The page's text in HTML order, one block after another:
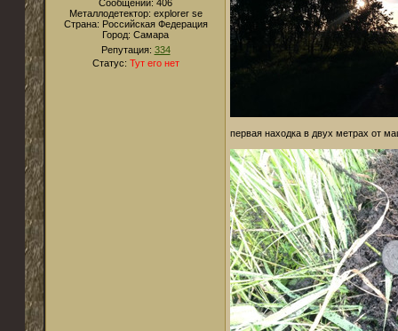
Сообщений: 406
Металлодетектор: explorer se
Страна: Российская Федерация
Город: Самара
Репутация: 334
Статус: Тут его нет
первая находка в двух метрах от